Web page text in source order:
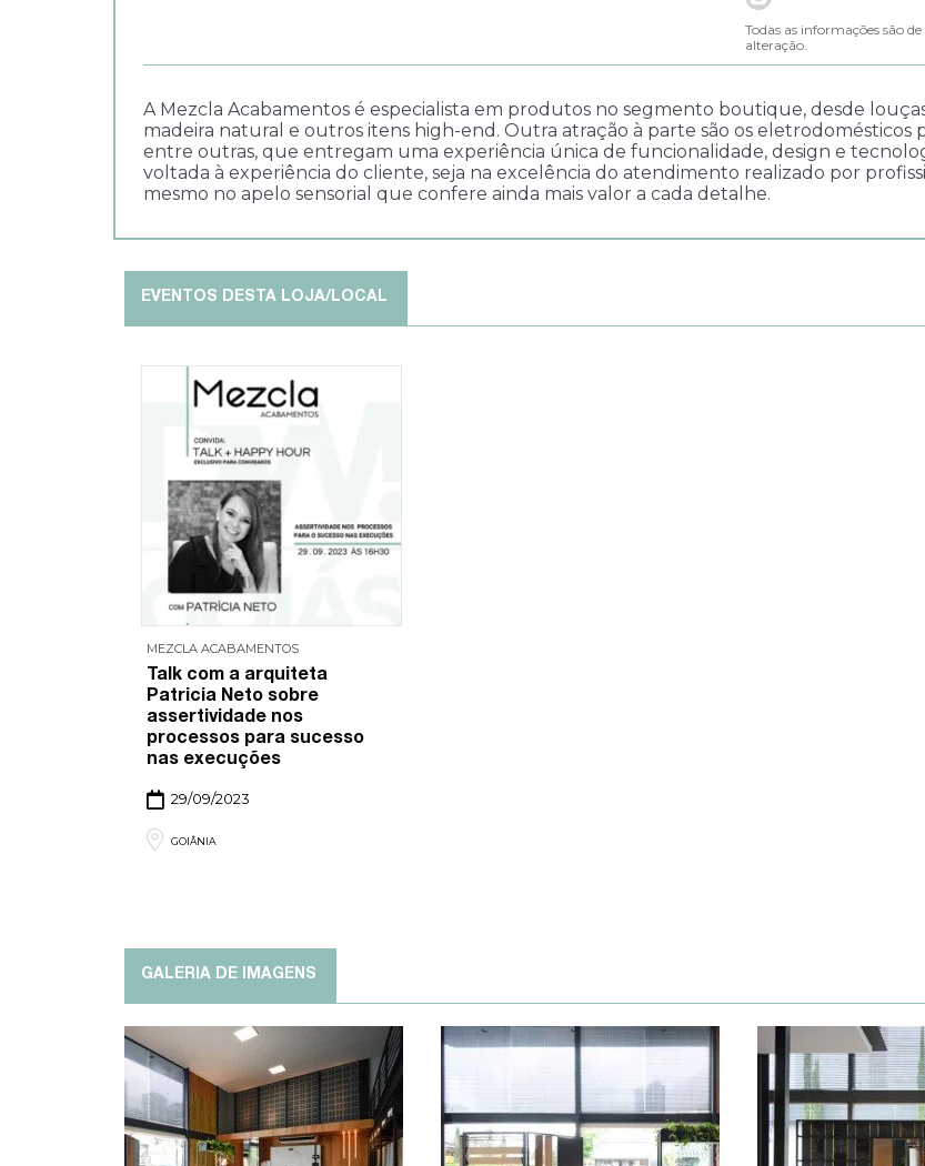
Todas as informações são
alteração.
A Mezcla Acabamentos é especialista em produtos no segmento boutique, desde
madeira natural e outros itens high-end. Outra atração à parte são os eletrodomésticos
entre outras, que entregam uma experiência única de funcionalidade, design e
voltada à experiência do cliente, seja na excelência do atendimento realizado por
mesmo no apelo sensorial que confere ainda mais valor a cada detalhe.
EVENTOS DESTA LOJA/LOCAL
MEZCLA ACABAMENTOS
Talk com a arquiteta
Patricia Neto sobre
assertividade nos
processos para sucesso
nas execuções
29/09/2023
GOIÂNIA
GALERIA DE IMAGENS